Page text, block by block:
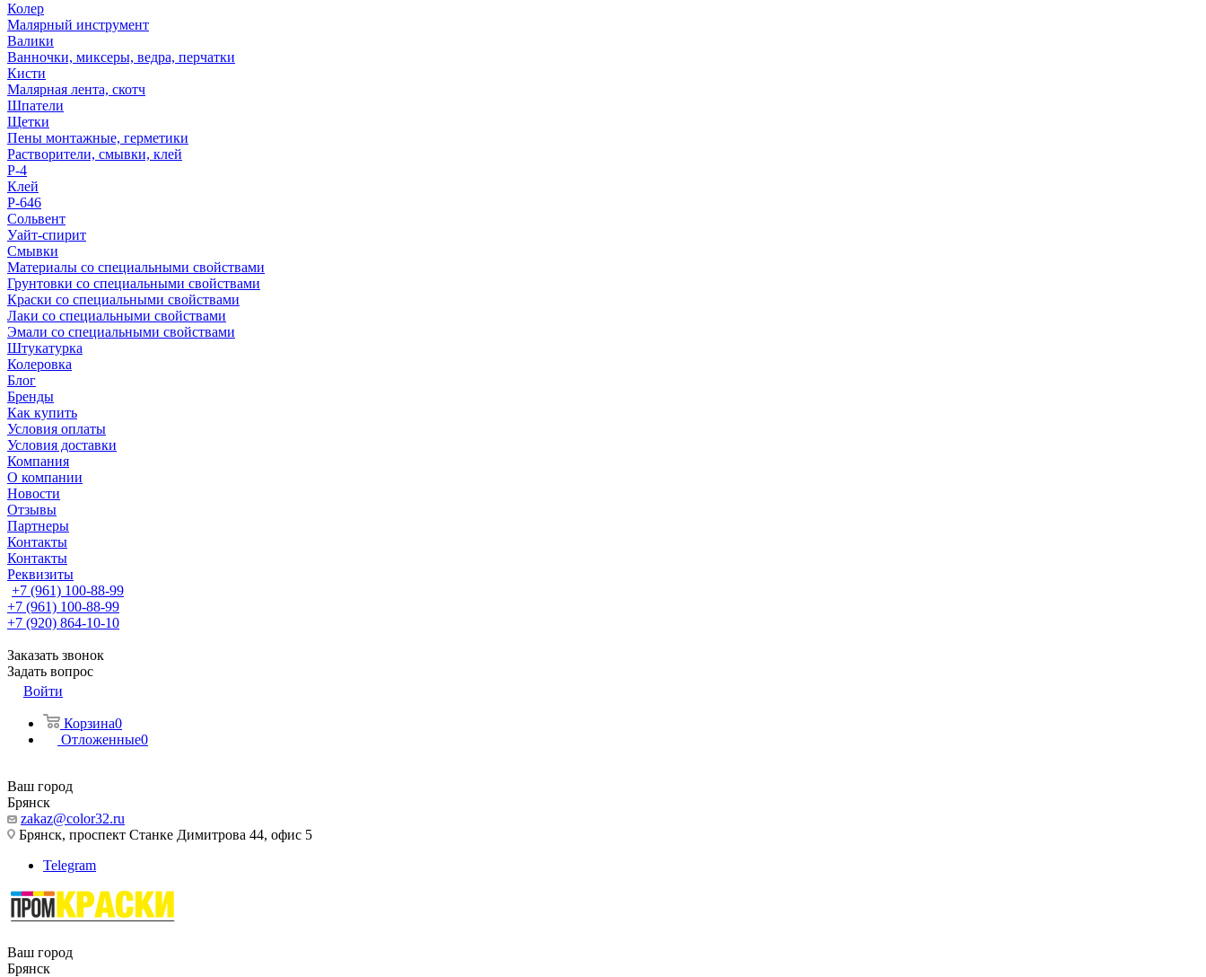
Колер
Малярный инструмент
Валики
Ванночки, миксеры, ведра, перчатки
Кисти
Малярная лента, скотч
Шпатели
Щетки
Пены монтажные, герметики
Растворители, смывки, клей
Р-4
Клей
Р-646
Сольвент
Уайт-спирит
Смывки
Материалы со специальными свойствами
Грунтовки со специальными свойствами
Краски со специальными свойствами
Лаки со специальными свойствами
Эмали со специальными свойствами
Штукатурка
Колеровка
Блог
Бренды
Как купить
Условия оплаты
Условия доставки
Компания
О компании
Новости
Отзывы
Партнеры
Контакты
Контакты
Реквизиты
+7 (961) 100-88-99
+7 (961) 100-88-99
+7 (920) 864-10-10
Заказать звонок
Задать вопрос
Войти
Корзина0
Отложенные0
Ваш город
Брянск
zakaz@color32.ru
Брянск, проспект Станке Димитрова 44, офис 5
Telegram
Ваш город
Брянск